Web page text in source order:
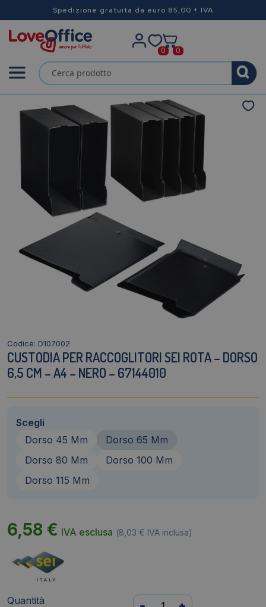
Spedizione gratuita da euro 85,00 + IVA
0 0
Codice: D107002
CUSTODIA PER RACCOGLITORI SEI ROTA – DORSO
6,5 CM – A4 – NERO – 67144010
Scegli
Dorso 45 Mm
Dorso 65 Mm
Dorso 80 Mm
Dorso 100 Mm
Dorso 115 Mm
6,58 € IVA esclusa (8,03 € IVA inclusa)
Quantità
Custodia